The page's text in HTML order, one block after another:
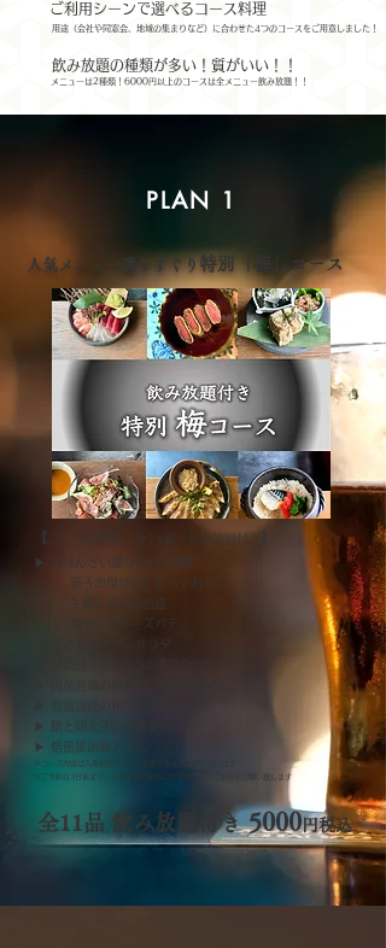
​ご利用シーンで選べるコース料理
用途（会社や同窓会、地域の集まりなど）に合わせた4つのコースをご用意しました！
​飲み放題の種類が多い！質がいい！！
メニューは2種類！6000円以上のコースは全メニュー飲み放題！！
PLAN 1
​人気メニュー選りすぐり特別「梅」コース​
​【コース内容 全11品 飲み放題付き
▶︎ おばんざい盛り合わせ3種
茄子の揚げ浸ししらすおろし
生蛸と雲丹の酒盗
鶏そぼろチーズパテ
▶︎ 鯖と明太子の土鍋釜飯
▶︎ 焙煎黒胡麻アイス​
※コース内容は入荷状況によって変更がある場合がございます
​※ご予約は3日前まで、人数変更は前日の営業時間内のご連絡をお願い致します
全11品 飲み放題付き5000円税込